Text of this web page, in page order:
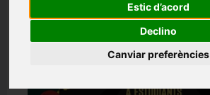
Estic d’acord
Declino
Canviar preferències